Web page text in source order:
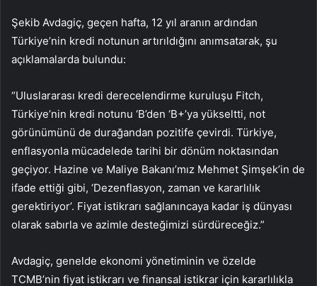
Şekib Avdagiç, geçen hafta, 12 yıl aranın ardından
Türkiye’nin kredi notunun artırıldığını anımsatarak, şu
açıklamalarda bulundu:
“Uluslararası kredi derecelendirme kuruluşu Fitch,
Türkiye’nin kredi notunu ‘B’den ‘B+’ya yükseltti, not
görünümünü de durağandan pozitife çevirdi. Türkiye,
enflasyonla mücadelede tarihi bir dönüm noktasından
geçiyor. Hazine ve Maliye Bakanı’mız Mehmet Şimşek’in de
ifade ettiği gibi, ‘Dezenflasyon, zaman ve kararlılık
gerektiriyor’. Fiyat istikrarı sağlanıncaya kadar iş dünyası
olarak sabırla ve azimle desteğimizi sürdüreceğiz.”
Avdagiç, genelde ekonomi yönetiminin ve özelde
TCMB’nin fiyat istikrarı ve finansal istikrar için kararlılıkla